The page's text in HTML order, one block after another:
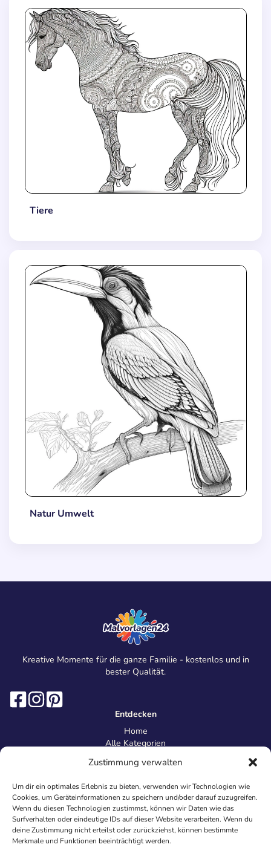
Zustimmung verwalten
Um dir ein optimales Erlebnis zu bieten, verwenden wir Technologien wie
Cookies, um Geräteinformationen zu speichern und/oder darauf zuzugreifen.
Wenn du diesen Technologien zustimmst, können wir Daten wie das
Surfverhalten oder eindeutige IDs auf dieser Website verarbeiten. Wenn du
deine Zustimmung nicht erteilst oder zurückziehst, können bestimmte
Merkmale und Funktionen beeinträchtigt werden.
Tiere
Natur Umwelt
Kreative Momente für die ganze Familie - kostenlos und in
bester Qualität.
Entdecken
Home
Alle Kategorien
Information
Über uns
Kontakt
Inhaltsrichtlinien
Recht & Datenschutz
Impressum